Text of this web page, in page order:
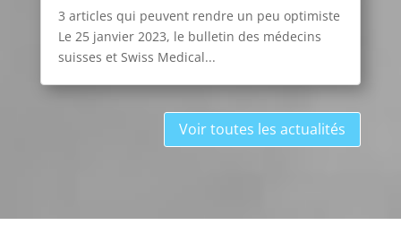
3 articles qui peuvent rendre un peu optimiste
Le 25 janvier 2023, le bulletin des médecins
suisses et Swiss Medical...
Voir toutes les actualités